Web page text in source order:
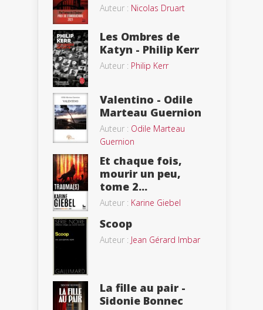
Auteur : Nicolas Druart
Les Ombres de
Katyn - Philip Kerr
Auteur : Philip Kerr
Valentino - Odile
Marteau Guernion
Auteur : Odile Marteau
Guernion
Et chaque fois,
mourir un peu,
tome 2...
Auteur : Karine Giebel
Scoop
Auteur : Jean Gérard Imbar
La fille au pair -
Sidonie Bonnec